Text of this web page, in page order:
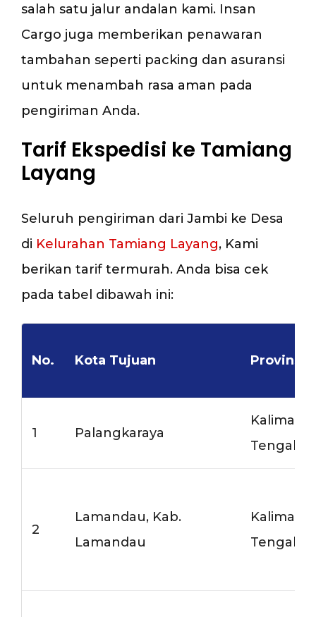
salah satu jalur andalan kami. Insan
Cargo juga memberikan penawaran
tambahan seperti packing dan asuransi
untuk menambah rasa aman pada
pengiriman Anda.
Tarif Ekspedisi ke Tamiang
Layang
Seluruh pengiriman dari Jambi ke Desa
di Kelurahan Tamiang Layang, Kami
berikan tarif termurah. Anda bisa cek
pada tabel dibawah ini:
No. Kota Tujuan Provinsi
1 Palangkaraya
Tengah
2
Lamandau, Kab.
Lamandau
Tengah